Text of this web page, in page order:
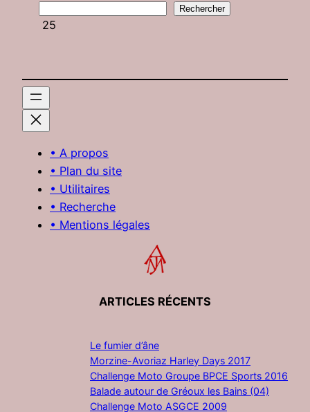
Rechercher
25
• A propos
• Plan du site
• Utilitaires
• Recherche
• Mentions légales
ARTICLES RÉCENTS
Le fumier d’âne
Morzine-Avoriaz Harley Days 2017
Challenge Moto Groupe BPCE Sports 2016
Balade autour de Gréoux les Bains (04)
Challenge Moto ASGCE 2009